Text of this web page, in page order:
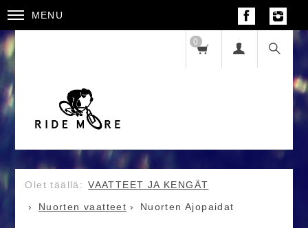
MENU
0
VAATTEET JA KENGÄT
Nuorten vaatteet
Nuorten Ajopaidat